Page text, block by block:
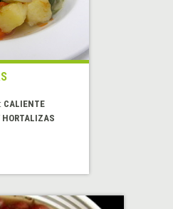
CALIENTE
HORTALIZAS